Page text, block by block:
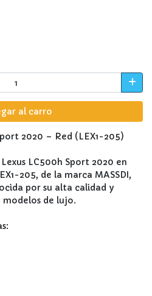
al carro
2020 – Red (LEX1-205)
LC500h Sport 2020 en
205, de la marca MASSDI,
por su alta calidad y
modelos de lujo.